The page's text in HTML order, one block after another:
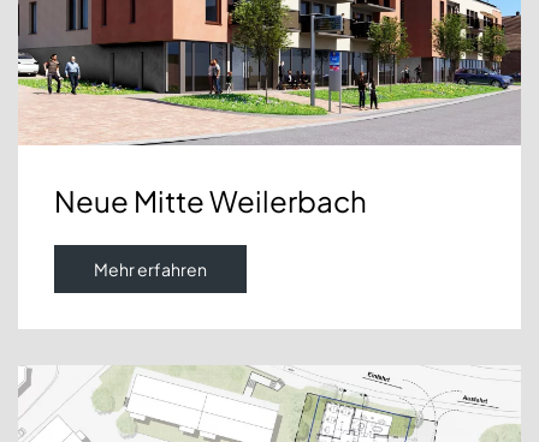
Neue Mitte Weilerbach
Mehr erfahren